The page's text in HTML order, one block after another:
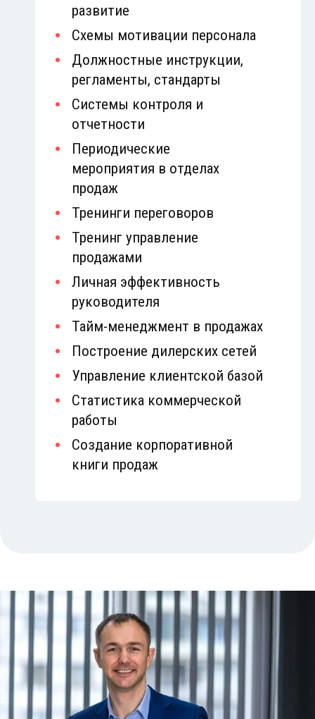
развитие
Схемы мотивации персонала
Должностные инструкции,
регламенты, стандарты
Системы контроля и
отчетности
Периодические
мероприятия в отделах
продаж
Тренинги переговоров
Тренинг управление
продажами
Личная эффективность
руководителя
Тайм-менеджмент в продажах
Построение дилерских сетей
Управление клиентской базой
Статистика коммерческой
работы
Создание корпоративной
книги продаж